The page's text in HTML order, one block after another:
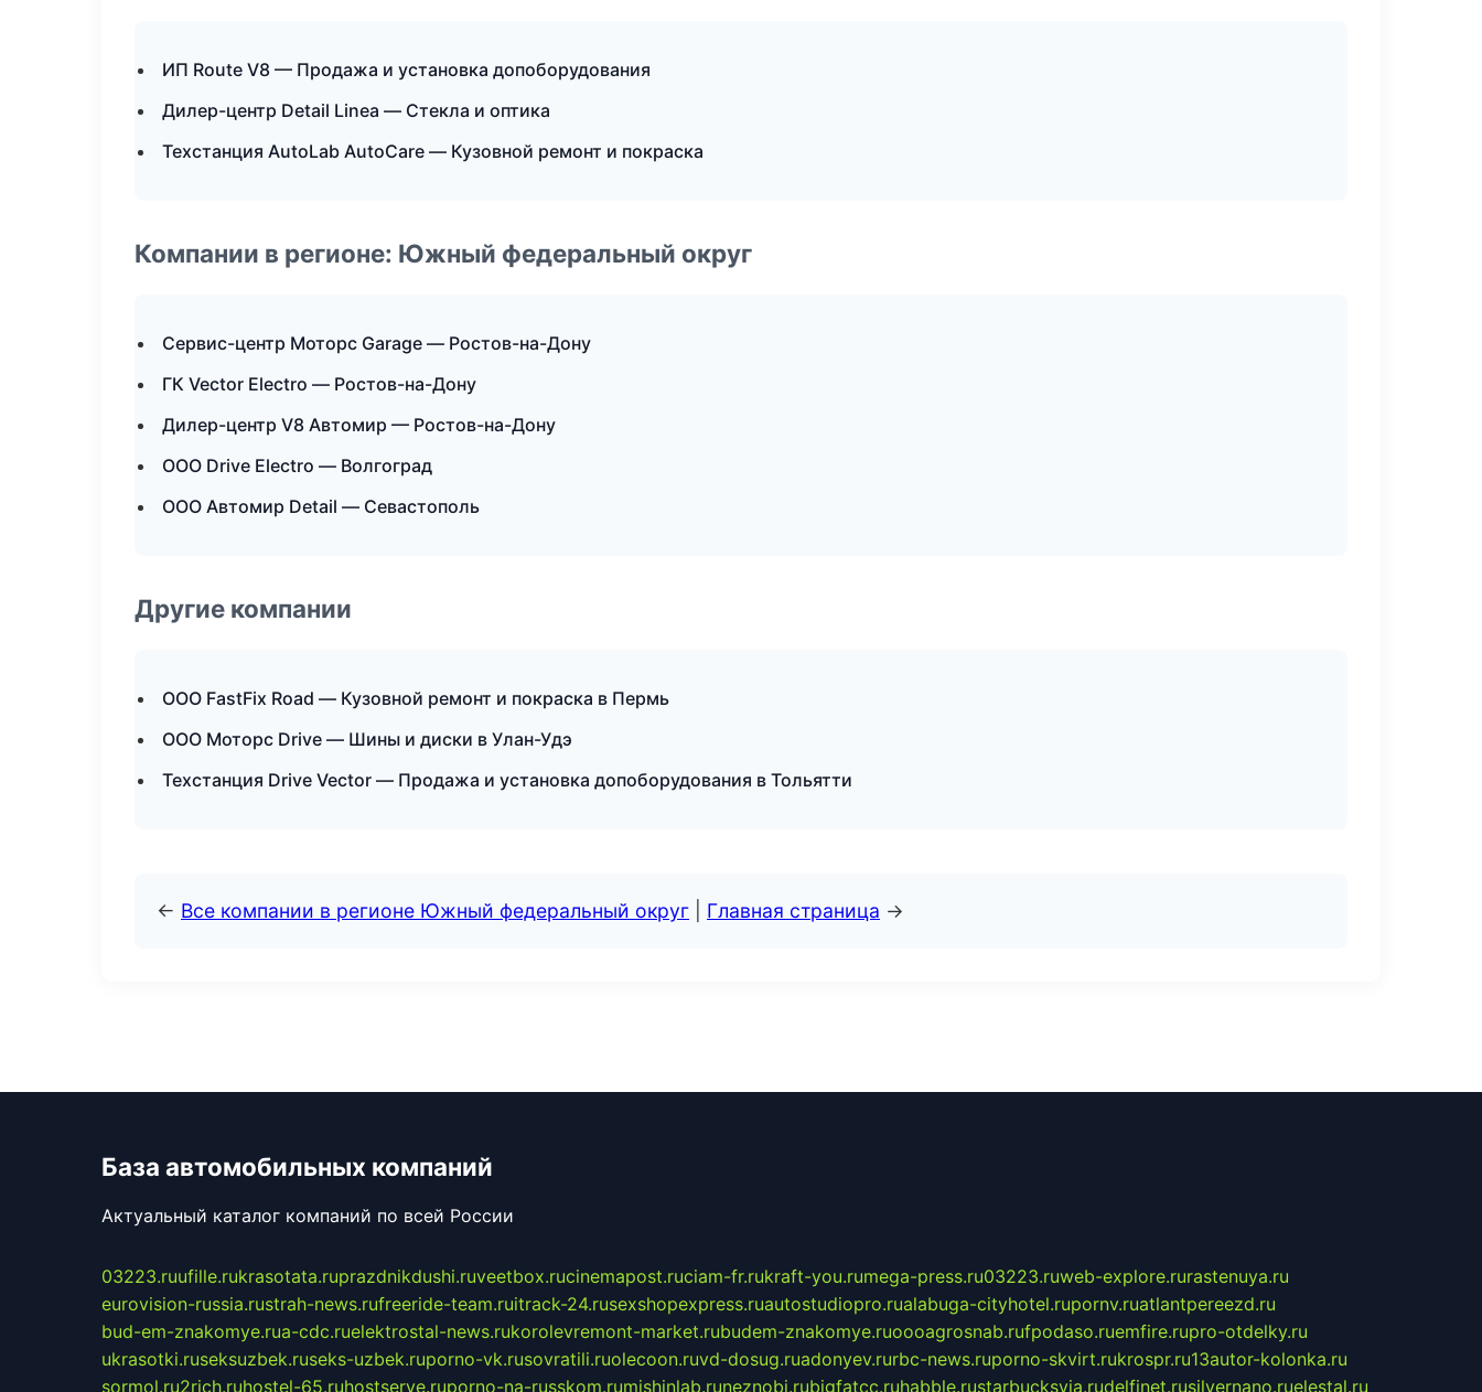
ИП Route V8 — Продажа и установка допоборудования
Дилер-центр Detail Linea — Стекла и оптика
Техстанция AutoLab AutoCare — Кузовной ремонт и покраска
Компании в регионе: Южный федеральный округ
Сервис-центр Моторс Garage — Ростов-на-Дону
ГК Vector Electro — Ростов-на-Дону
Дилер-центр V8 Автомир — Ростов-на-Дону
ООО Drive Electro — Волгоград
ООО Автомир Detail — Севастополь
Другие компании
ООО FastFix Road — Кузовной ремонт и покраска в Пермь
ООО Моторс Drive — Шины и диски в Улан-Удэ
Техстанция Drive Vector — Продажа и установка допоборудования в Тольятти
← Все компании в регионе Южный федеральный округ Главная страница →
База автомобильных компаний
Актуальный каталог компаний по всей России
03223.ruufille.rukrasotata.ruprazdnikdushi.ruveetbox.rucinemapost.ruciam-fr.rukraft-you.rumega-press.ru03223.ruweb-explore.rurastenuya.ru
eurovision-russia.rustrah-news.rufreeride-team.ruitrack-24.rusexshopexpress.ruautostudiopro.rualabuga-cityhotel.rupornv.ruatlantpereezd.ru
bud-em-znakomye.rua-cdc.ruelektrostal-news.rukorolevremont-market.rubudem-znakomye.ruoooagrosnab.rufpodaso.ruemfire.rupro-otdelky.ru
ukrasotki.ruseksuzbek.ruseks-uzbek.ruporno-vk.rusovratili.ruolecoon.ruvd-dosug.ruadonyev.rurbc-news.ruporno-skvirt.rukrospr.ru13autor-kolonka.ru
sormol.ru2rich.ruhostel-65.ruhostserve.ruporno-na-russkom.rumishinlab.runeznobi.rubigfatcc.ruhabble.rustarbucksvia.rudelfinet.rusilvernano.ruelestal.ru